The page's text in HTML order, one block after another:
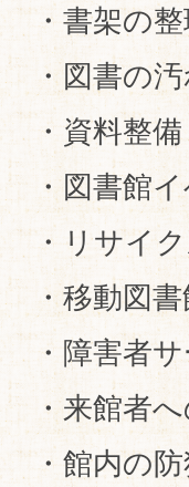
・書架の
・図書の
・資料整
・図書館
・リサイ
・移動図
・障害者
・来館者
・館内の